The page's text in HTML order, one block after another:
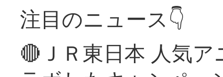
注目のニュース👇
🔴ＪＲ東日本 人気